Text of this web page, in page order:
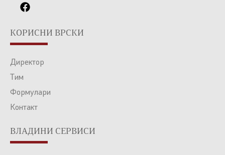
КОРИСНИ ВРСКИ
Директор
Тим
Формулари
Контакт
ВЛАДИНИ СЕРВИСИ